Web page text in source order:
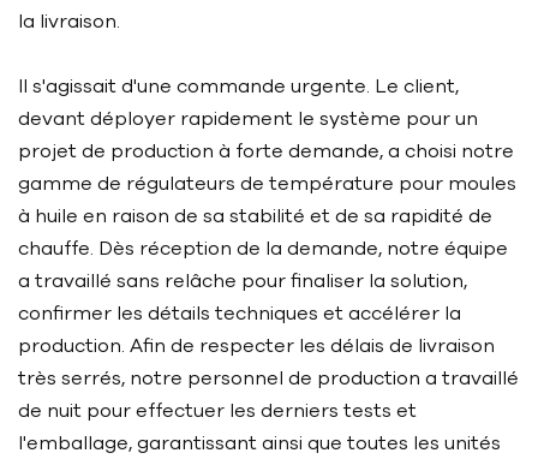
la livraison.
Il s'agissait d'une commande urgente. Le client,
devant déployer rapidement le système pour un
projet de production à forte demande, a choisi notre
gamme de régulateurs de température pour moules
à huile en raison de sa stabilité et de sa rapidité de
chauffe. Dès réception de la demande, notre équipe
a travaillé sans relâche pour finaliser la solution,
confirmer les détails techniques et accélérer la
production. Afin de respecter les délais de livraison
très serrés, notre personnel de production a travaillé
de nuit pour effectuer les derniers tests et
l'emballage, garantissant ainsi que toutes les unités